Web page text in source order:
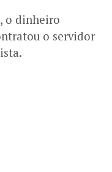
o dinheiro
o servidor